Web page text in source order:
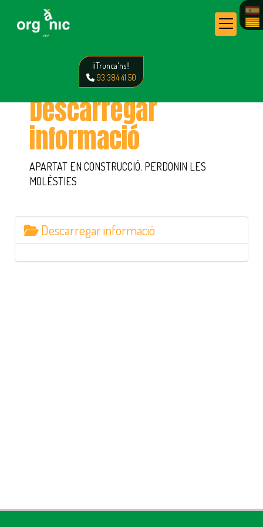
¡¡Trunca'ns!!
93 384 41 50
Descarregar
informació
APARTAT EN CONSTRUCCIÓ. PERDONIN LES
MOLÈSTIES
Descarregar informació